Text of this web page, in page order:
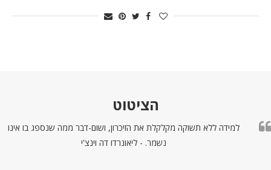
הציטוט
למידה ללא תשוקה מקלקלת את הזיכרון, ושום-דבר ממה שנספג בו אינו
נשמר. - ליאונרדו דה וינצ'י